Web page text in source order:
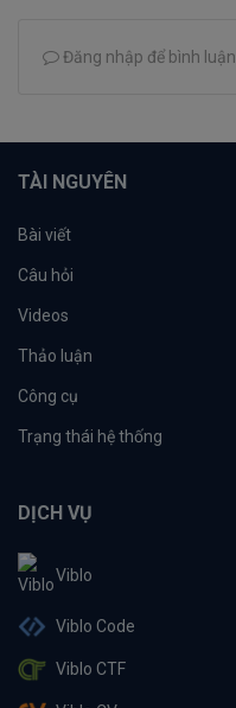
Đăng nhập để bình luận
TÀI NGUYÊN
Bài viết
Câu hỏi
Videos
Thảo luận
Công cụ
Trạng thái hệ thống
DỊCH VỤ
Viblo
Viblo Code
Viblo CTF